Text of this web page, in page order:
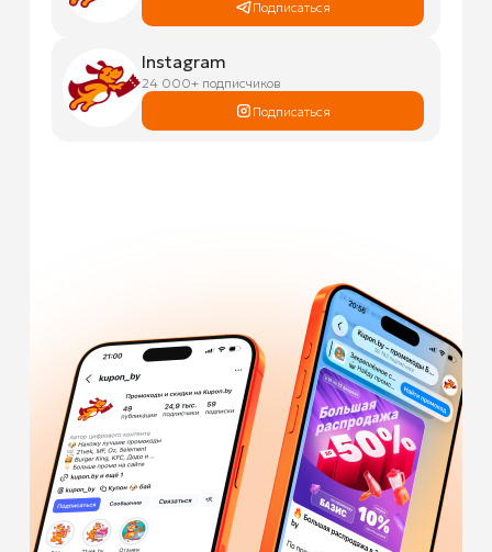
Подписаться
Instagram
24 000+ подписчиков
Подписаться